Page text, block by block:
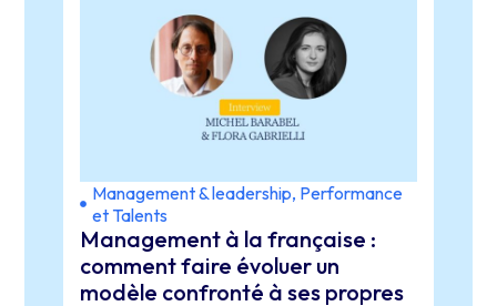
Management & leadership, Performance
et Talents
Management à la française :
comment faire évoluer un
modèle confronté à ses propres